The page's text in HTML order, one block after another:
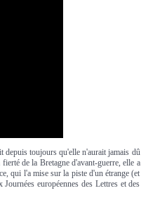
depuis toujours qu'elle n'aurait jamais dû
de la Bretagne d'avant-guerre, elle a
qui l'a mise sur la piste d'un étrange (et
européennes des Lettres et des